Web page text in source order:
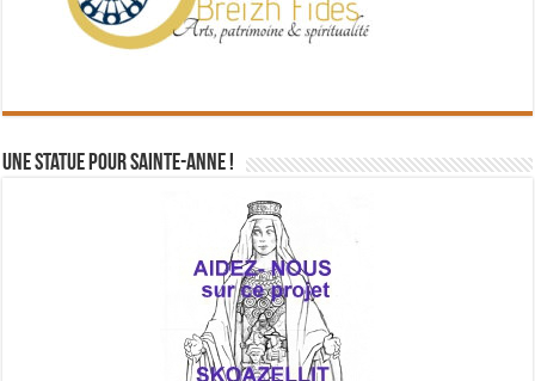
Une statue pour Sainte-Anne !